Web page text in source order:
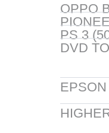
OPPO
PS 3
DVD